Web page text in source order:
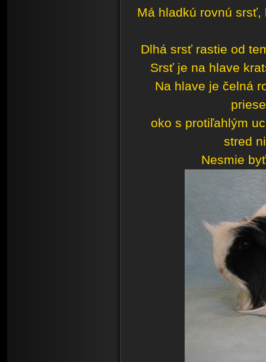
Má hladkú rovnú
Dlhá srsť rastie od
Srsť je na hlave
Na hlave je čelná
oko s protiľahlým
stred
Nesmie